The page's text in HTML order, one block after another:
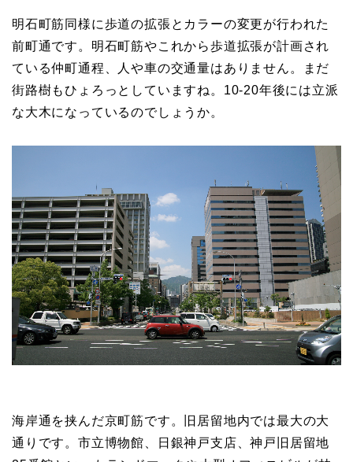
明石町筋同様に歩道の拡張とカラーの変更が行われた
前町通です。明石町筋やこれから歩道拡張が計画され
ている仲町通程、人や車の交通量はありません。まだ
街路樹もひょろっとしていますね。10-20年後には立派
な大木になっているのでしょうか。
海岸通を挟んだ京町筋です。旧居留地内では最大の大
通りです。市立博物館、日銀神戸支店、神戸旧居留地